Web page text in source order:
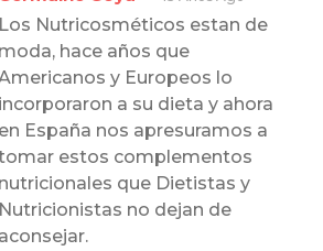
Los Nutricosméticos estan de
moda, hace años que
y Europeos lo
incorporaron a su dieta y ahora
en España nos apresuramos a
estos complementos
nutricionales que Dietistas y
Nutricionistas no dejan de
aconsejar.